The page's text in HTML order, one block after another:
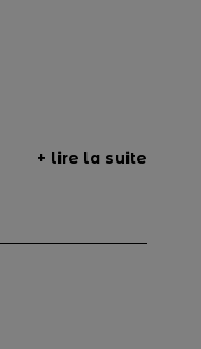
+ lire la suite